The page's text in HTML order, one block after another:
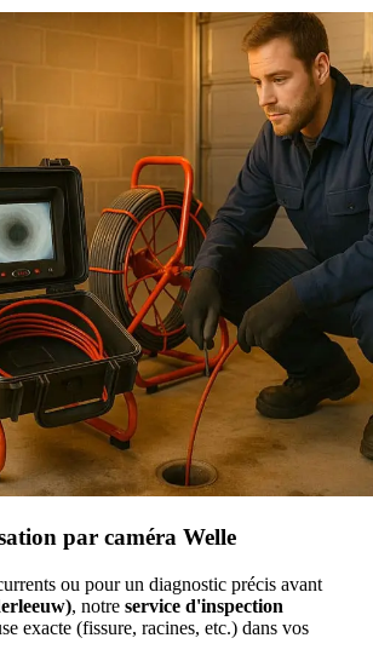
par caméra Welle
ou pour un diagnostic précis avant
, notre service d'inspection
exacte (fissure, racines, etc.) dans vos